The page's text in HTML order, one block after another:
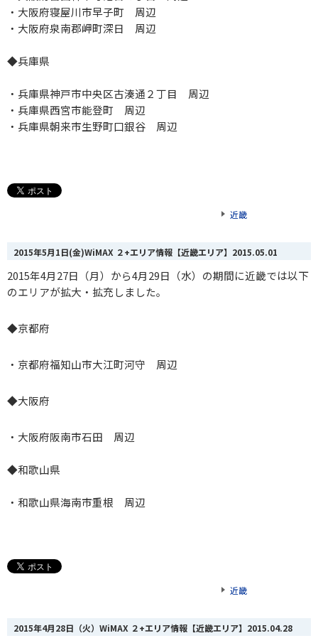
・大阪府寝屋川市早子町 周辺
・大阪府泉南郡岬町深日 周辺
◆兵庫県
・兵庫県神戸市中央区古湊通２丁目 周辺
・兵庫県西宮市能登町 周辺
・兵庫県朝来市生野町口銀谷 周辺
近畿
2015年5月1日(金)WiMAX ２+エリア情報【近畿エリア】 2015.05.01
2015年4月27日（月）から4月29日（水）の期間に近畿では以下
のエリアが拡大・拡充しました。
◆京都府
・京都府福知山市大江町河守 周辺
◆大阪府
・大阪府阪南市石田 周辺
◆和歌山県
・和歌山県海南市重根 周辺
近畿
2015年4月28日（火）WiMAX ２+エリア情報【近畿エリア】 2015.04.28